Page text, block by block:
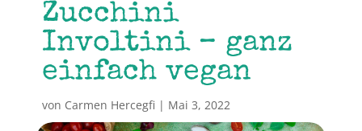
Zucchini
Involtini – ganz
einfach vegan
von Carmen Hercegfi | Mai 3, 2022